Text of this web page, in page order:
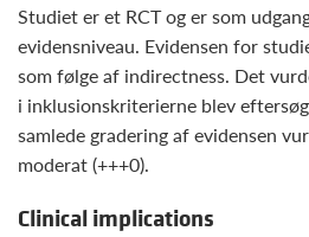
Studiet er et RCT og er som
evidensniveau. Evidensen for
som følge af indirectness. Det
i inklusionskriterierne blev
samlede gradering af evidensen
moderat (+++0).
Clinical implications